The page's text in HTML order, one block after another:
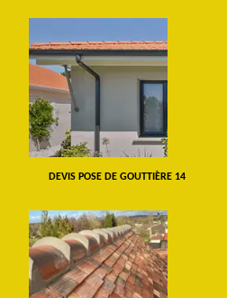
DEVIS POSE DE GOUTTIÈRE 14